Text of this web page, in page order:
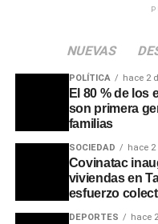
NUEVAS
POLÍTICA hace 2
El 80 % de los
son primera
familias
SOCIEDAD hace 2
Covinatac
viviendas en
esfuerzo
DEPORTES hace